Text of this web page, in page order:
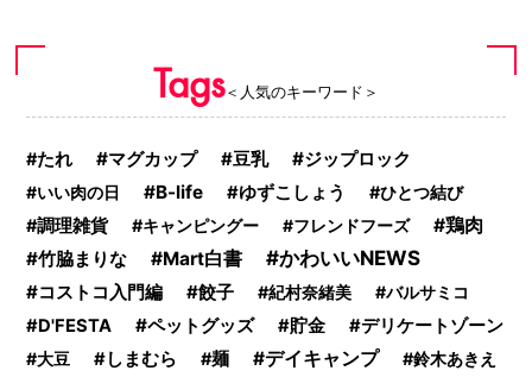
Tags＜人気のキーワード＞
たれ マグカップ 豆乳 ジップロック
いい肉の日 B-life ゆずこしょう ひとつ結び
調理雑貨 キャンピングー フレンドフーズ
鶏肉
竹脇まりな
Mart白書 かわいいNEWS
コストコ入門編 餃子 紀村奈緒美 バルサミコ
D'FESTA ペットグッズ 貯金 デリケートゾーン
大豆 しまむら 麺 デイキャンプ 鈴木あきえ